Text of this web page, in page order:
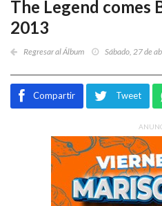
The Legend comes
2013
Regresar al Álbum Sábado, 27 de
Compartir Tweet